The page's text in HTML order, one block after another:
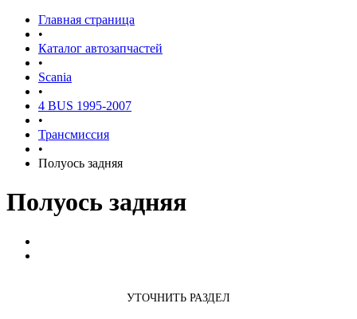
Главная страница
•
Каталог автозапчастей
•
Scania
•
4 BUS 1995-2007
•
Трансмиссия
•
Полуось задняя
Полуось задняя
УТОЧНИТЬ РАЗДЕЛ